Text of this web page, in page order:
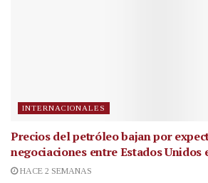
INTERNACIONALES
Precios del petróleo bajan por
negociaciones entre Estados Unidos
HACE 2 SEMANAS